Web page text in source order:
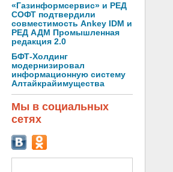
«Газинформсервис» и РЕД
СОФТ подтвердили
совместимость Ankey IDM и
РЕД АДМ Промышленная
редакция 2.0
БФТ-Холдинг
модернизировал
информационную систему
Алтайкрайимущества
Мы в социальных
сетях